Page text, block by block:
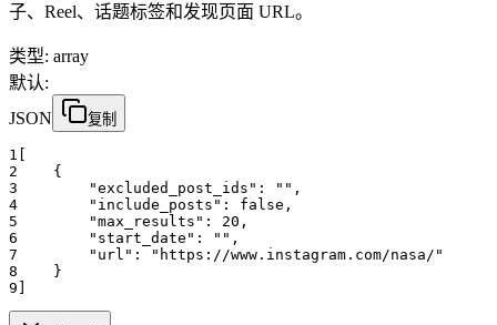
子、Reel、话题标签和发现页面 URL。
类型: array
默认:
JSON
复制
1 [
2
    {
3
"excluded_post_ids": "" ,
4
"include_posts": false ,
5
"max_results": 20 ,
6
"start_date": "" ,
7
"url":
"https://www.instagram.com/nasa/"
8
    }
9 ]